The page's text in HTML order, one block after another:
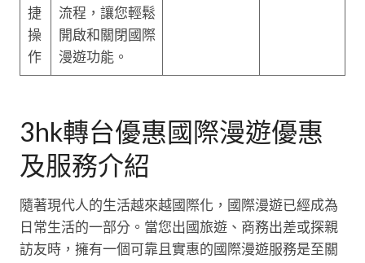
捷
操
作
流程，讓您輕鬆
開啟和關閉國際
漫遊功能。
3hk轉台優惠國際漫遊優惠
及服務介紹
隨著現代人的生活越來越國際化，國際漫遊已經成為
日常生活的一部分。當您出國旅遊、商務出差或探親
訪友時，擁有一個可靠且實惠的國際漫遊服務是至關